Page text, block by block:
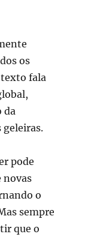
os
texto fala
da
pode
novas
o
sempre
que o